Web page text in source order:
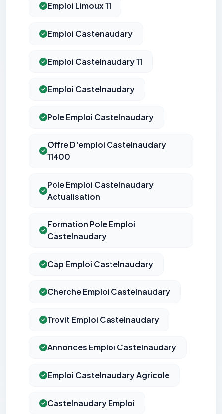
Emploi Limoux 11
Emploi Castenaudary
Emploi Castelnaudary 11
Emploi Castelnaudary
Pole Emploi Castelnaudary
Offre D'emploi Castelnaudary
11400
Pole Emploi Castelnaudary
Actualisation
Formation Pole Emploi
Castelnaudary
Cap Emploi Castelnaudary
Cherche Emploi Castelnaudary
Trovit Emploi Castelnaudary
Annonces Emploi Castelnaudary
Emploi Castelnaudary Agricole
Castelnaudary Emploi